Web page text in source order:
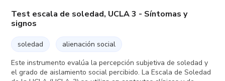
Test escala de soledad, UCLA 3 - Síntomas y
signos
soledad
alienación social
Este instrumento evalúa la percepción subjetiva de soledad y
el grado de aislamiento social percibido. La Escala de Soledad